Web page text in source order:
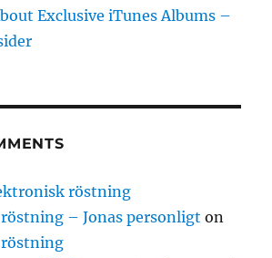
Exclusive iTunes Albums –
röstning
– Jonas personligt on